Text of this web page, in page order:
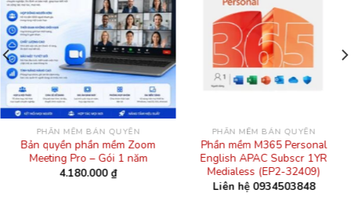
PHẦN MỀM BẢN QUYỀN
Bản quyền phần mềm Zoom
Meeting Pro – Gói 1 năm
4.180.000₫
PHẦN MỀM BẢN QUYỀN
Phần mềm M365 Personal
English APAC Subscr 1YR
Medialess (EP2-32409)
Liên hệ 0934503848